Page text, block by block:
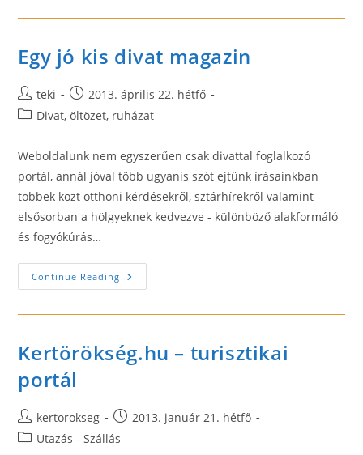
Mennyiségben
Egy jó kis divat magazin
Post
author:
teki
Post
published:
2013. április 22. hétfő
PostDivat, öltözet, ruházat
Weboldalunk nem egyszerűen csak divattal foglalkozó
portál, annál jóval több ugyanis szót ejtünk írásainkban
többek közt otthoni kérdésekről, sztárhírekről valamint -
elsősorban a hölgyeknek kedvezve - különböző alakformáló
és fogyókúrás…
Continue Reading Egy
Jó
Divat
Kertörökség.hu – turisztikai
portál
Post
author:
kertorokseg
Post
published:
2013. január 21. hétfő
PostUtazás - Szállás